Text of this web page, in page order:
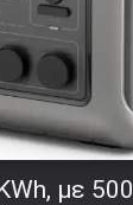
με